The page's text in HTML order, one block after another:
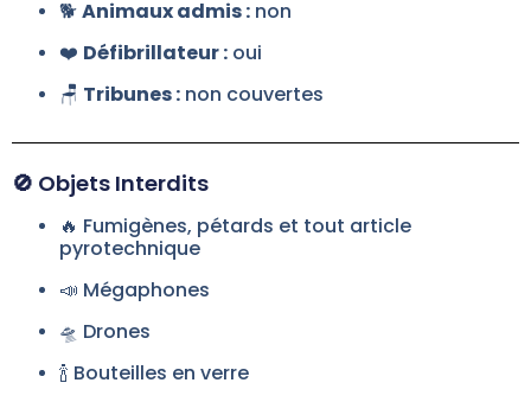
🐕Animaux admis : non
❤️ Défibrillateur : oui
🪑 Tribunes : non couvertes
🚫 Objets Interdits
🔥 Fumigènes, pétards et tout article
pyrotechnique
📣 Mégaphones
🛸 Drones
🍾 Bouteilles en verre